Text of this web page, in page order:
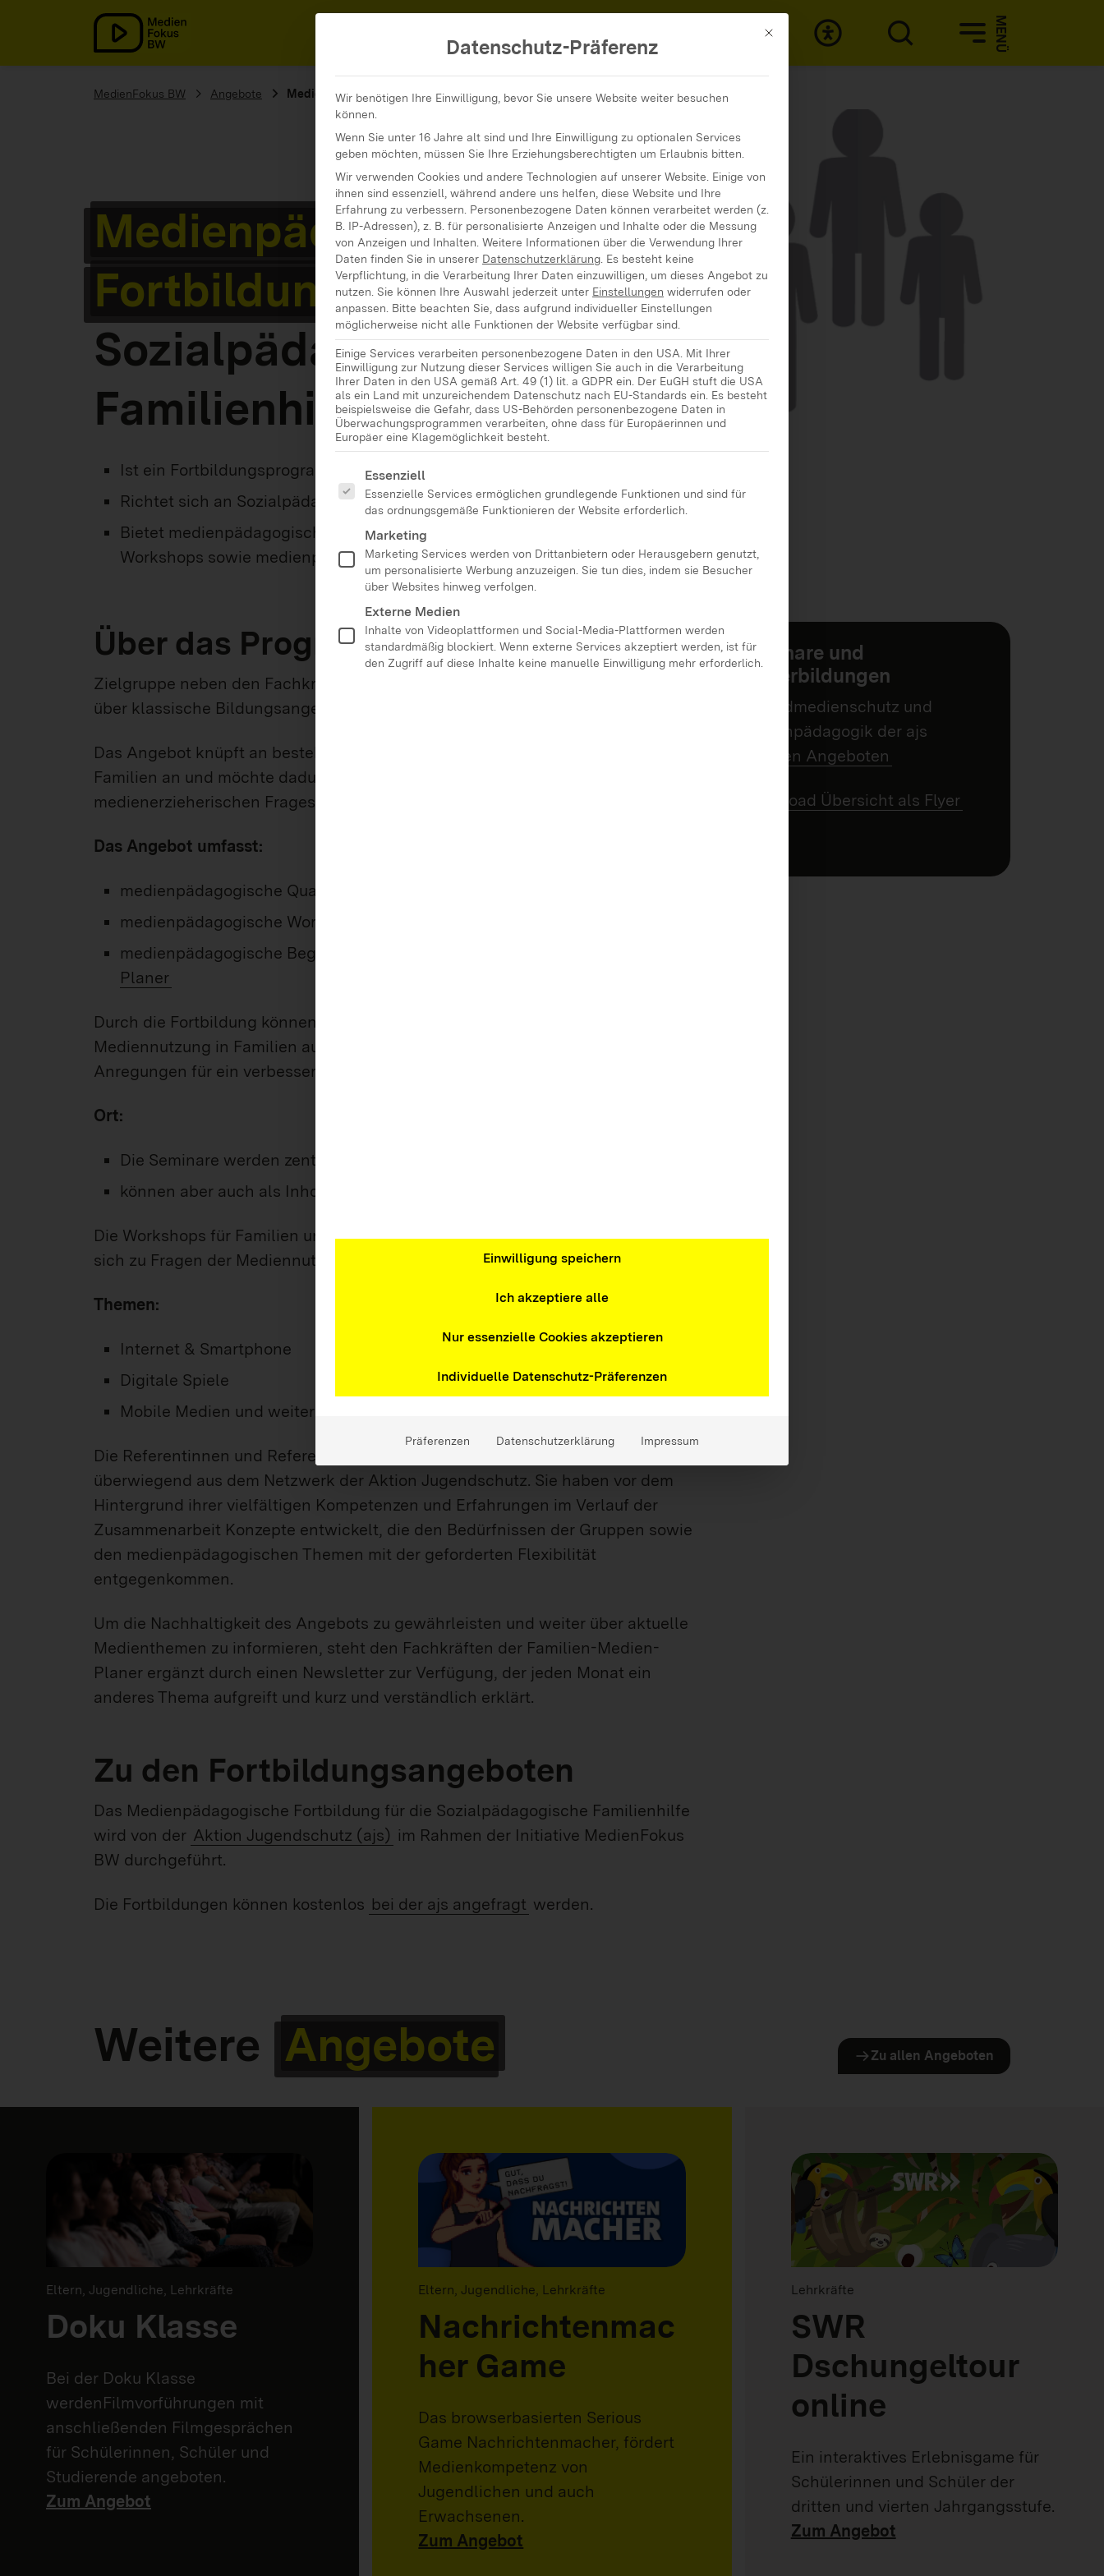
MedienFokus BW MENÜ
MedienFokus BW Angebote Medienpädagogische Fortbildung für die SPFH
Medienpädagogische
Fortbildung für die
Sozialpädagogische
Familienhilfe
Ist ein Fortbildungsprogramm
Richtet sich an Sozialpädagogische Fachkräfte
Bietet medienpädagogische Qualifikation und
Workshops sowie medienpädagogische Begleitung
Über das Programm
Zielgruppe neben den Fachkräften sind Familien in prekären Verhältnissen, die
über klassische Bildungsangebote nur schwer zu erreichen sind.
Das Angebot knüpft an bestehende Beziehungen der Fachkräfte zu den
Familien an und möchte dadurch einen verbesserten Austausch zu
medienerzieherischen Fragestellungen ermöglichen.
Das Angebot umfasst:
medienpädagogische Qualifikation der Fachkräfte der SPFH
medienpädagogische Workshops für Familien und Fachkräfte
medienpädagogische Begleitung der Arbeit mit dem
Planer
Durch die Fortbildung können sich Fachkräfte intensiver mit Fragen der
Mediennutzung in Familien auseinandersetzen und bekommen dadurch
Anregungen für ein verbessertes medienpädagogisches Handeln in ihrer Arbeit.
Ort:
Die Seminare werden zentral durchgeführt,
können aber auch als Inhouse-Angebot abgerufen werden
Die Workshops für Familien und Fachkräfte haben zum Ziel, dass die Beteiligten
sich zu Fragen der Mediennutzung austauschen.
Themen:
Internet & Smartphone
Digitale Spiele
Mobile Medien und weitere Themen
Die Referentinnen und Referenten für Fortbildung und Workshops kommen
überwiegend aus dem Netzwerk der Aktion Jugendschutz. Sie haben vor dem
Hintergrund ihrer vielfältigen Kompetenzen und Erfahrungen im Verlauf der
Zusammenarbeit Konzepte entwickelt, die den Bedürfnissen der Gruppen sowie
den medienpädagogischen Themen mit der geforderten Flexibilität
entgegenkommen.
Um die Nachhaltigkeit des Angebots zu gewährleisten und weiter über aktuelle
Medienthemen zu informieren, steht den Fachkräften der Familien-Medien-
Planer ergänzt durch einen Newsletter zur Verfügung, der jeden Monat ein
anderes Thema aufgreift und kurz und verständlich erklärt.
Zu den Fortbildungsangeboten
Das Medienpädagogische Fortbildung für die Sozialpädagogische Familienhilfe
wird von der Aktion Jugendschutz (ajs) im Rahmen der Initiative MedienFokus
BW durchgeführt.
Die Fortbildungen können kostenlos bei der ajs angefragt werden.
Seminare und
Weiterbildungen
Jugendmedienschutz und
Medienpädagogik der ajs
Zu allen Angeboten
Download Übersicht als Flyer
Weitere Angebote Zu allen Angeboten
Eltern, Jugendliche, Lehrkräfte
Doku Klasse
Bei der Doku Klasse
werdenFilmvorführungen mit
anschließenden Filmgesprächen
für Schülerinnen, Schüler und
Studierende angeboten.
Zum Angebot
Eltern, Jugendliche, Lehrkräfte
Nachrichtenmac
her Game
Das browserbasierten Serious
Game Nachrichtenmacher, fördert
Medienkompetenz von
Jugendlichen und auch
Erwachsenen.
Zum Angebot
Lehrkräfte
SWR
Dschungeltour
online
Ein interaktives Erlebnisgame für
Schülerinnen und Schüler der
dritten und vierten Jahrgangsstufe.
Zum Angebot
Mit diesem Button wird der Dialog geschlossen. Seine
Datenschutz-Präferenz
Wir benötigen Ihre Einwilligung, bevor Sie unsere Website weiter besuchen
können.
Wenn Sie unter 16 Jahre alt sind und Ihre Einwilligung zu optionalen Services
geben möchten, müssen Sie Ihre Erziehungsberechtigten um Erlaubnis bitten.
Wir verwenden Cookies und andere Technologien auf unserer Website. Einige von
ihnen sind essenziell, während andere uns helfen, diese Website und Ihre
Erfahrung zu verbessern. Personenbezogene Daten können verarbeitet werden (z.
B. IP-Adressen), z. B. für personalisierte Anzeigen und Inhalte oder die Messung
von Anzeigen und Inhalten. Weitere Informationen über die Verwendung Ihrer
Daten finden Sie in unserer Datenschutzerklärung Es besteht keine
Verpflichtung, in die Verarbeitung Ihrer Daten einzuwilligen, um dieses Angebot zu
nutzen. Sie können Ihre Auswahl jederzeit unter Einstellungen widerrufen oder
anpassen. Bitte beachten Sie, dass aufgrund individueller Einstellungen
möglicherweise nicht alle Funktionen der Website verfügbar sind.
Einige Services verarbeiten personenbezogene Daten in den USA. Mit Ihrer
Einwilligung zur Nutzung dieser Services willigen Sie auch in die Verarbeitung
Ihrer Daten in den USA gemäß Art. 49 (1) lit. a GDPR ein. Der EuGH stuft die USA
als ein Land mit unzureichendem Datenschutz nach EU-Standards ein. Es besteht
beispielsweise die Gefahr, dass US-Behörden personenbezogene Daten in
Überwachungsprogrammen verarbeiten, ohne dass für Europäerinnen und
Europäer eine Klagemöglichkeit besteht.
Es folgt eine Liste der Service-Gruppen, für die eine Einwilligung erteilt werden kann. Die erste Service-Gruppe ist essenziell
Essenziell
Essenzielle Services ermöglichen grundlegende Funktionen und sind für
das ordnungsgemäße Funktionieren der Website erforderlich.
Marketing
Marketing Services werden von Drittanbietern oder Herausgebern genutzt,
um personalisierte Werbung anzuzeigen. Sie tun dies, indem sie Besucher
über Websites hinweg verfolgen.
Externe Medien
Inhalte von Videoplattformen und Social-Media-Plattformen werden
standardmäßig blockiert. Wenn externe Services akzeptiert werden, ist für
den Zugriff auf diese Inhalte keine manuelle Einwilligung mehr erforderlich.
Einwilligung speichern
Ich akzeptiere alle
Nur essenzielle Cookies akzeptieren
Individuelle Datenschutz-Präferenzen
Präferenzen Datenschutzerklärung Impressum